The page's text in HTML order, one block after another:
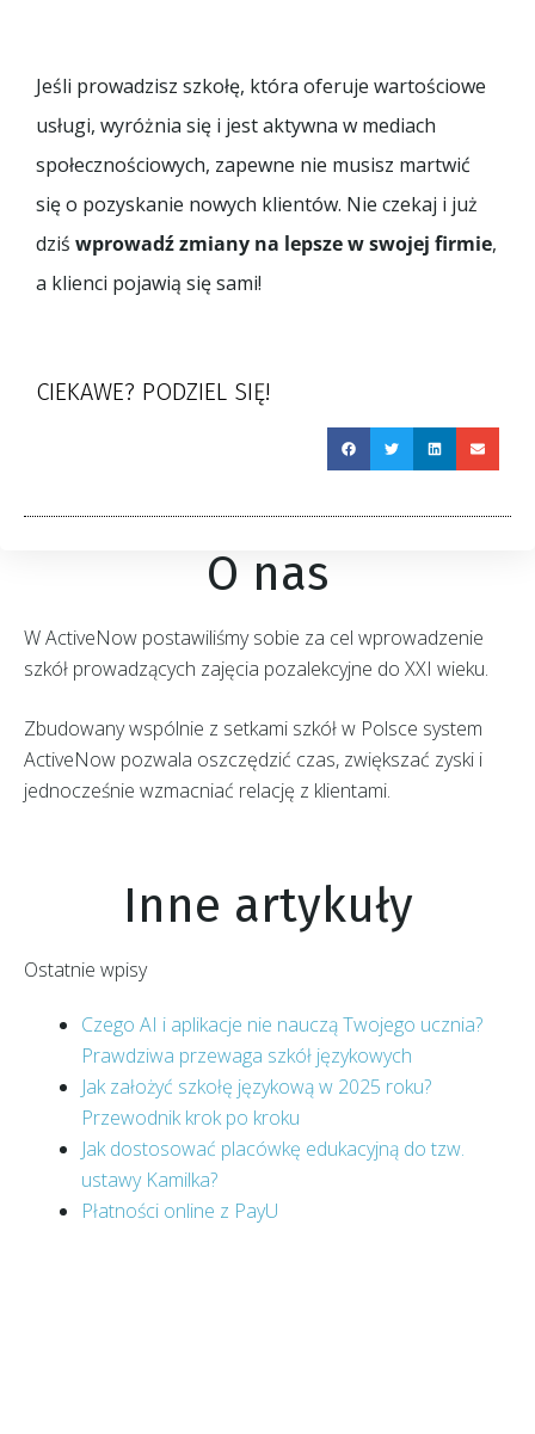
Jeśli prowadzisz szkołę, która oferuje wartościowe
usługi, wyróżnia się i jest aktywna w mediach
społecznościowych, zapewne nie musisz martwić
się o pozyskanie nowych klientów. Nie czekaj i już
dziś wprowadź zmiany na lepsze w swojej firmie,
a klienci pojawią się sami!
CIEKAWE? PODZIEL SIĘ!
O nas
W ActiveNow postawiliśmy sobie za cel wprowadzenie
szkół prowadzących zajęcia pozalekcyjne do XXI wieku.
Zbudowany wspólnie z setkami szkół w Polsce system
ActiveNow pozwala oszczędzić czas, zwiększać zyski i
jednocześnie wzmacniać relację z klientami.
Inne artykuły
Ostatnie wpisy
Czego AI i aplikacje nie nauczą Twojego ucznia?
Prawdziwa przewaga szkół językowych
Jak założyć szkołę językową w 2025 roku?
Przewodnik krok po kroku
Jak dostosować placówkę edukacyjną do tzw.
ustawy Kamilka?
Płatności online z PayU